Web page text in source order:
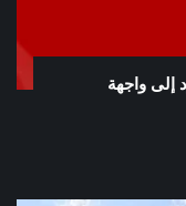
إلى واجهة